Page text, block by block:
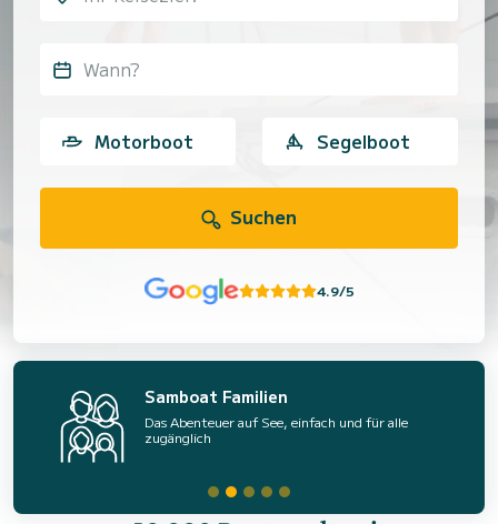
Wann?
Motorboot Segelboot
Suchen
4.9/5
Samboat Familien
Das Abenteuer auf See, einfach und für alle
zugänglich